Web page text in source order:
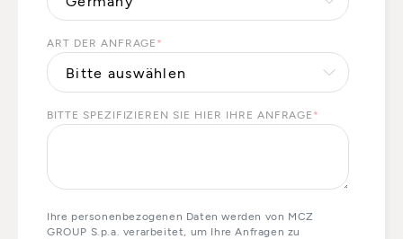
ART DER ANFRAGE *
BITTE SPEZIFIZIEREN SIE HIER IHRE ANFRAGE *
Ihre personenbezogenen Daten werden von MCZ
GROUP S.p.a. verarbeitet, um Ihre Anfragen zu